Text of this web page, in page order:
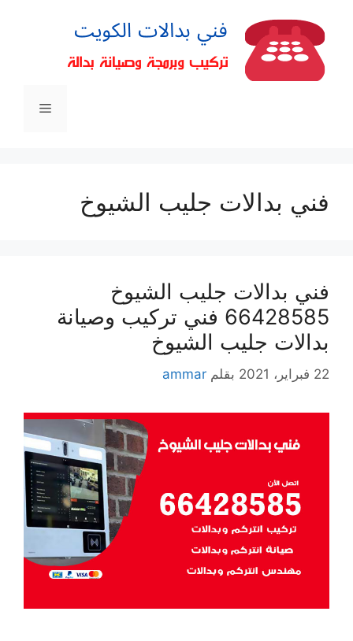
فني بدالات جليب الشيوخ
فني بدالات جليب الشيوخ
66428585 فني تركيب وصيانة
بدالات جليب الشيوخ
22 فبراير، 2021 بقلم ammar